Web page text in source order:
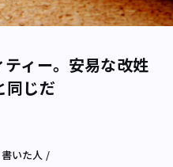
ィー。安易な改姓
同じだ
いた人 /